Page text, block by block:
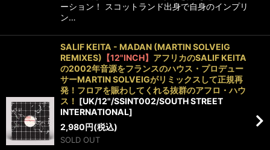
ーション！ スコットランド出身で自身のインプリ
ン…
SALIF KEITA - MADAN (MARTIN SOLVEIG
REMIXES) 【12"INCH】 アフリカのSALIF KEITA
の2002年音源をフランスのハウス・プロデュー
サーMARTIN SOLVEIGがリミックスして正規再
発！フロアを賑わしてくれる抜群のアフロ・ハウ
ス！ [UK/12"/SSINT002/SOUTH STREET
INTERNATIONAL]
2,980円(税込)
SOLD OUT